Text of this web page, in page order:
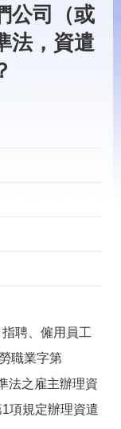
公司（或
法，資遣
聘、僱用員工
職業字第
法之雇主辦理資
項規定辦理資遣